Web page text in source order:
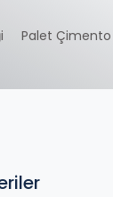
Palet Çimento